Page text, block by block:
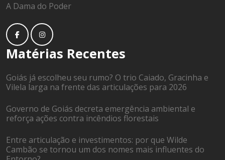
A Dama do Poder
Matérias Recentes
Goiás já escolheu seu rumo? O trio Caiado, Gracinha e
Vilela larga na frente das articulações para 2026
Governo de Goiás decreta emergência ambiental e
reforça ações contra incêndios florestais
Entre articulação e investimentos: por que Wilde
Cambão se tornou um dos nomes mais influentes do